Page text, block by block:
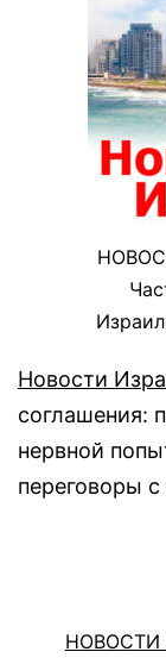
Новости
соглашения:
нервной
переговоры
НОВОСТИ